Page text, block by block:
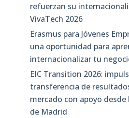
refuerzan su
VivaTech 2026
Erasmus para Jóvenes
una oportunidad para
internacionalizar tu
EIC Transition 2026:
transferencia de
mercado con apoyo desde
de Madrid